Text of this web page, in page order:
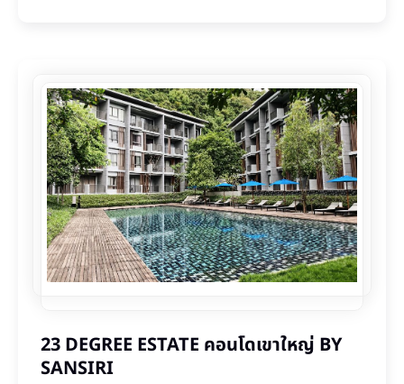
23 DEGREE ESTATE คอนโดเขาใหญ่ BY
SANSIRI